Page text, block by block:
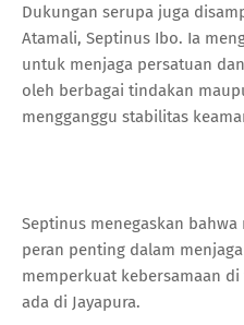
Dukungan serupa juga
Atamali, Septinus Ibo. Ia
untuk menjaga persatuan
oleh berbagai tindakan
mengganggu stabilitas
Septinus menegaskan
peran penting dalam
memperkuat kebersamaan
ada di Jayapura.